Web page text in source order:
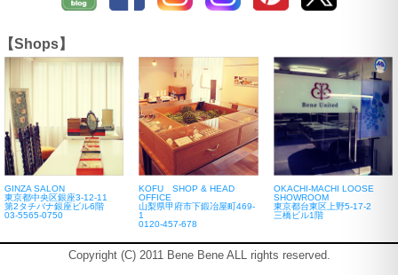
【Shops】
GINZA SALON
東京都中央区銀座3-12-11
第2タチバナ銀座ビル6階
03-5565-0750
KOFU SHOP & HEAD
OFFICE
山梨県甲府市下鍛冶屋町469-
1
0120-457-678
OKACHI-MACHI LOOSE
SHOWROOM
東京都台東区上野5-17-2
三橋ビル1階
Copyright (C) 2011 Bene Bene ALL rights reserved.